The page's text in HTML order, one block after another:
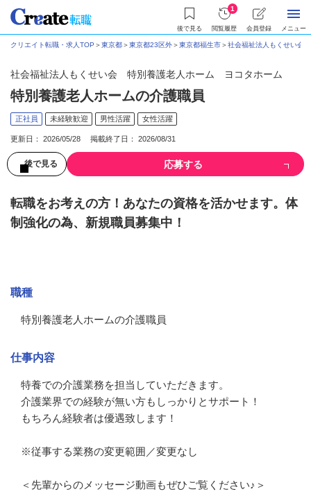
後で見る
1
閲覧履歴 会員登録 メニュー
クリエイト転職・求人TOP ＞東京都＞東京都23区外＞東京都福生市＞社会福祉法人もくせい会
社会福祉法人もくせい会 特別養護老人ホーム ヨコタホーム
特別養護老人ホームの介護職員
正社員 未経験歓迎 男性活躍 女性活躍
更新日： 2026/05/28 掲載終了日： 2026/08/31
後で見る 応募する
転職をお考えの方！あなたの資格を活かせます。体
制強化の為、新規職員募集中！
職種
特別養護老人ホームの介護職員
仕事内容
特養での介護業務を担当していただきます。
介護業界での経験が無い方もしっかりとサポート！
もちろん経験者は優遇致します！
※従事する業務の変更範囲／変更なし
＜先輩からのメッセージ動画もぜひご覧ください♪＞